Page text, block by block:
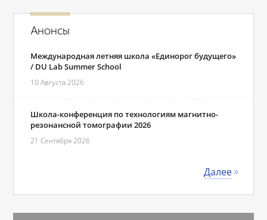
Анонсы
Международная летняя школа «Единорог будущего»
/ DU Lab Summer School
10 Августа 2026
Школа-конференция по технологиям магнитно-
резонансной томографии 2026
21 Сентября 2026
Далее